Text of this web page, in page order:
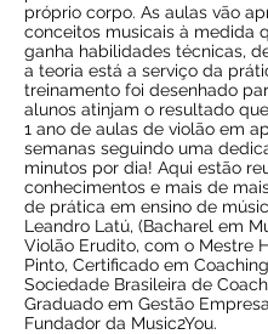
próprio corpo. As aulas vão
conceitos musicais à medida
ganha habilidades técnicas,
a teoria está a serviço da
treinamento foi desenhado
alunos atinjam o resultado
1 ano de aulas de violão em
semanas seguindo uma
minutos por dia! Aqui estão
conhecimentos e mais de
de prática em ensino de
Leandro Latú, (Bacharel em
Violão Erudito, com o Mestre
Pinto, Certificado em
Sociedade Brasileira de
Graduado em Gestão
Fundador da Music2You.